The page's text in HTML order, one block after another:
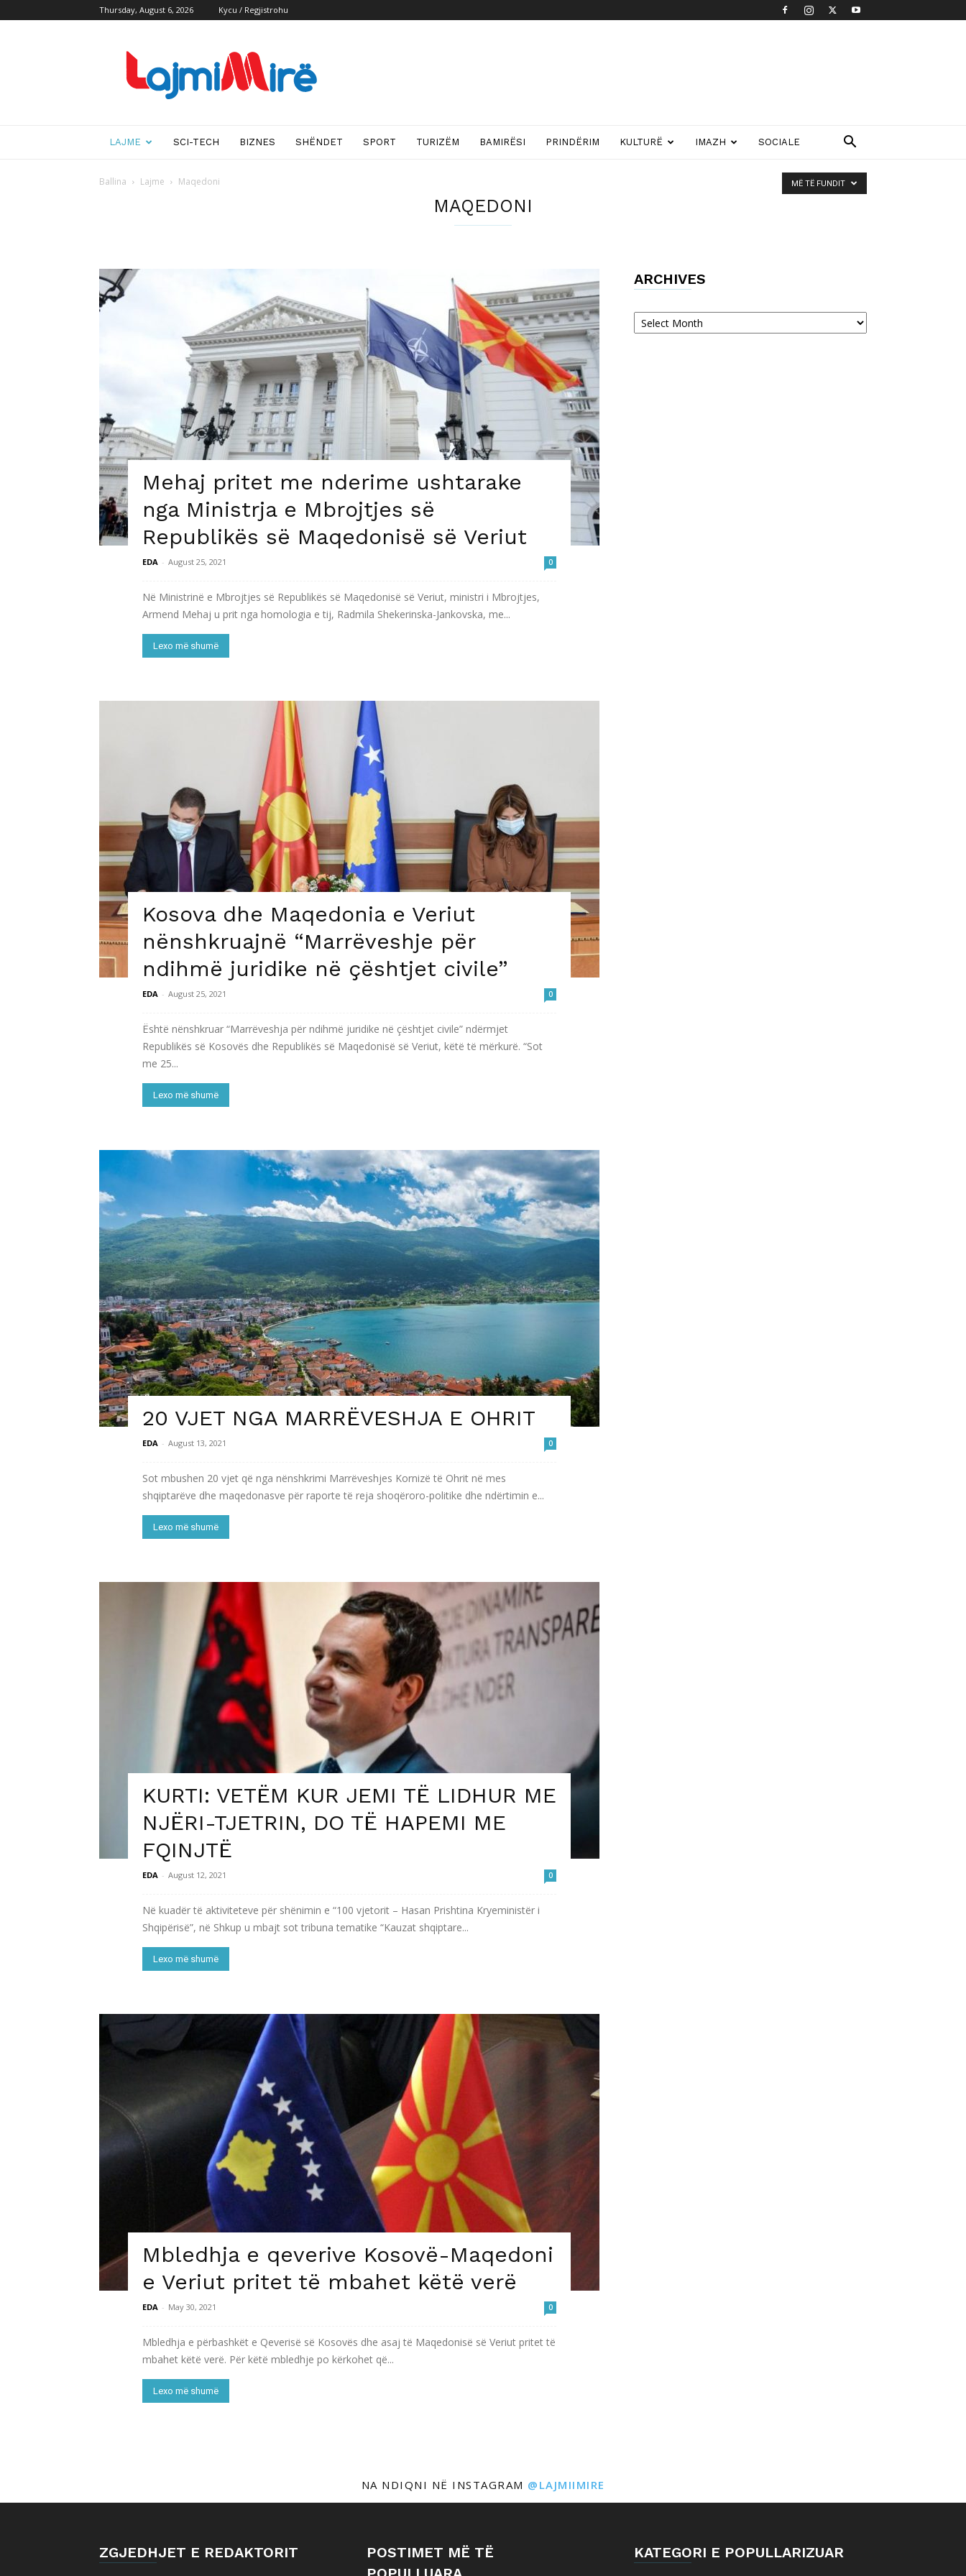
Thursday, August 6, 2026 Kycu / Regjistrohu
mire
LAJME SCI-TECH BIZNES SHËNDET SPORT TURIZËM BAMIRËSI PRINDËRIM KULTURË IMAZH SOCIALE
Ballina Lajme Maqedoni
MAQEDONI
MË TË FUNDIT
Mehaj pritet me nderime ushtarake
nga Ministrja e Mbrojtjes së
Republikës së Maqedonisë së Veriut
EDA - August 25, 2021 0
Në Ministrinë e Mbrojtjes së Republikës së Maqedonisë së Veriut, ministri i Mbrojtjes,
Armend Mehaj u prit nga homologia e tij, Radmila Shekerinska-Jankovska, me...
Lexo më shumë
Kosova dhe Maqedonia e Veriut
nënshkruajnë “Marrëveshje për
ndihmë juridike në çështjet civile”
EDA - August 25, 2021 0
Është nënshkruar “Marrëveshja për ndihmë juridike në çështjet civile” ndërmjet
Republikës së Kosovës dhe Republikës së Maqedonisë së Veriut, këtë të mërkurë. “Sot
me 25...
Lexo më shumë
20 VJET NGA MARRËVESHJA E OHRIT
EDA - August 13, 2021 0
Sot mbushen 20 vjet që nga nënshkrimi Marrëveshjes Kornizë të Ohrit në mes
shqiptarëve dhe maqedonasve për raporte të reja shoqëroro-politike dhe ndërtimin e...
Lexo më shumë
KURTI: VETËM KUR JEMI TË LIDHUR ME
NJËRI-TJETRIN, DO TË HAPEMI ME
FQINJTË
EDA - August 12, 2021 0
Në kuadër të aktiviteteve për shënimin e “100 vjetorit – Hasan Prishtina Kryeministër i
Shqipërisë”, në Shkup u mbajt sot tribuna tematike “Kauzat shqiptare...
Lexo më shumë
Mbledhja e qeverive Kosovë-Maqedoni
e Veriut pritet të mbahet këtë verë
EDA - May 30, 2021 0
Mbledhja e përbashkët e Qeverisë së Kosovës dhe asaj të Maqedonisë së Veriut pritet të
mbahet këtë verë. Për këtë mbledhje po kërkohet që...
Lexo më shumë
ARCHIVES
Archives
NA NDIQNI NË INSTAGRAM @LAJMIIMIRE
ZGJEDHJET E REDAKTORIT
POSTIMET MË TË
KATEGORI E POPULLARIZUAR